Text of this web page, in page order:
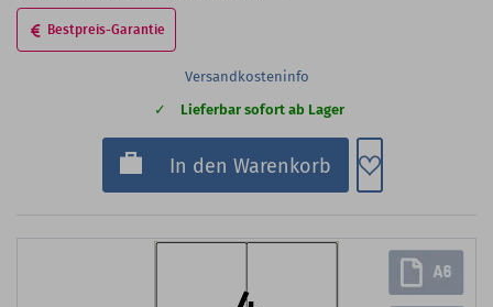
Bestpreis-Garantie
Versandkosteninfo
Lieferbar sofort ab Lager
In den Warenkorb Zum